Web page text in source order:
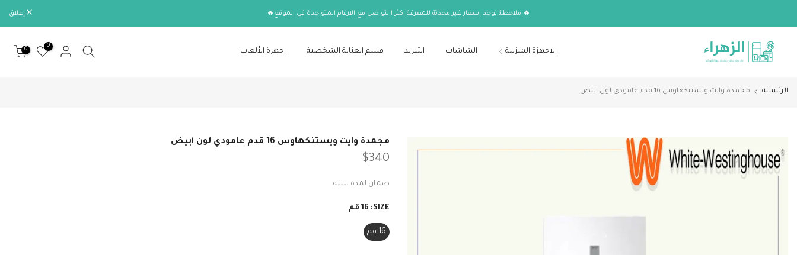
إلى
🔥 ملاحظة توجد اسعار غير محدثة للمعرفة اكثر االتواصل مع الارقام المتواجدة في الموقع🔥 إغلاق
الاجهزة المنزلية الشاشات التبريد قسم العناية الشخصية اجهزة الألعاب
0
0
الرئيسية مجمدة وايت ويستنكهاوس 16 قدم عامودي لون ابيض
مجمدة وايت ويستنكهاوس 16 قدم عامودي لون ابيض
$340
ضمان لمدة سنة
SIZE: 16 قم
16 قم